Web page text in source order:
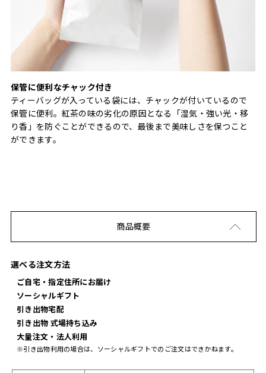
保管に便利なチャック付き
ティーバッグが入っている袋には、チャックが付いているので
保管に便利。紅茶の味の劣化の原因となる「湿気・強い光・移
り香」を防ぐことができるので、最後まで美味しさを保つこと
ができます。
商品概要
選べる注文方法
ご自宅・指定住所にお届け
ソーシャルギフト
引き出物宅配
引き出物 式場持ち込み
大量注文・法人利用
※引き出物利用の場合は、ソーシャルギフトでのご注文はできかねます。